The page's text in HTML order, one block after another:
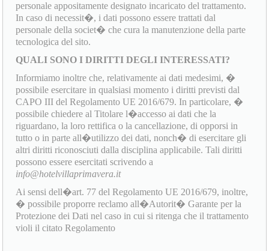
personale appositamente designato incaricato del trattamento.
In caso di necessit�, i dati possono essere trattati dal
personale della societ� che cura la manutenzione della parte
tecnologica del sito.
QUALI SONO I DIRITTI DEGLI INTERESSATI?
Informiamo inoltre che, relativamente ai dati medesimi, �
possibile esercitare in qualsiasi momento i diritti previsti dal
CAPO III del Regolamento UE 2016/679. In particolare, �
possibile chiedere al Titolare l�accesso ai dati che la
riguardano, la loro rettifica o la cancellazione, di opporsi in
tutto o in parte all�utilizzo dei dati, nonch� di esercitare gli
altri diritti riconosciuti dalla disciplina applicabile. Tali diritti
possono essere esercitati scrivendo a
info@hotelvillaprimavera.it
Ai sensi dell�art. 77 del Regolamento UE 2016/679, inoltre,
� possibile proporre reclamo all�Autorit� Garante per la
Protezione dei Dati nel caso in cui si ritenga che il trattamento
violi il citato Regolamento